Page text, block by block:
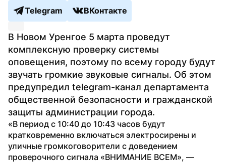
Telegram
ВКонтакте
В Новом Уренгое 5 марта проведут
комплексную проверку системы
оповещения, поэтому по всему городу будут
звучать громкие звуковые сигналы. Об этом
предупредил telegram-канал департамента
общественной безопасности и гражданской
защиты администрации города.
«В период с 10:40 до 10:43 часов будут
кратковременно включаться электросирены и
уличные громкоговорители с доведением